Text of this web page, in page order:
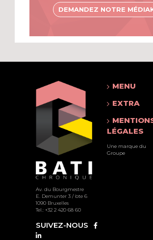
DEMANDEZ NOTRE
Av. du Bourgmestre
E. Demunter 3 / bte 6
1090 Bruxelles
Tel.: +32 2 420 68 60
SUIVEZ-NOUS
MENU
EXTRA
LÉGALES
Une marque du
Groupe